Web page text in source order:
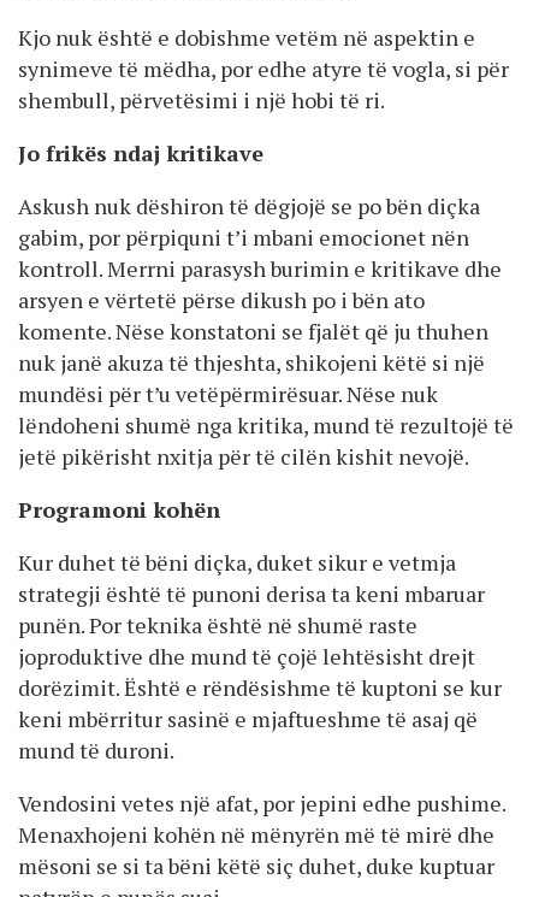
Kjo nuk është e dobishme vetëm në aspektin e
synimeve të mëdha, por edhe atyre të vogla, si për
shembull, përvetësimi i një hobi të ri.
Jo frikës ndaj kritikave
Askush nuk dëshiron të dëgjojë se po bën diçka
gabim, por përpiquni t’i mbani emocionet nën
kontroll. Merrni parasysh burimin e kritikave dhe
arsyen e vërtetë përse dikush po i bën ato
komente. Nëse konstatoni se fjalët që ju thuhen
nuk janë akuza të thjeshta, shikojeni këtë si një
mundësi për t’u vetëpërmirësuar. Nëse nuk
lëndoheni shumë nga kritika, mund të rezultojë të
jetë pikërisht nxitja për të cilën kishit nevojë.
Programoni kohën
Kur duhet të bëni diçka, duket sikur e vetmja
strategji është të punoni derisa ta keni mbaruar
punën. Por teknika është në shumë raste
joproduktive dhe mund të çojë lehtësisht drejt
dorëzimit. Është e rëndësishme të kuptoni se kur
keni mbërritur sasinë e mjaftueshme të asaj që
mund të duroni.
Vendosini vetes një afat, por jepini edhe pushime.
Menaxhojeni kohën në mënyrën më të mirë dhe
mësoni se si ta bëni këtë siç duhet, duke kuptuar